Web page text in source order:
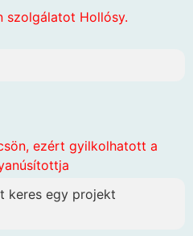
szolgálatot Hollósy.
ezért gyilkolhatott a
keres egy projekt